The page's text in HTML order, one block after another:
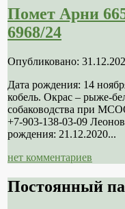
Помет Арни
6968/24
Опубликовано:
Дата рождения: 14
кобель. Окрас – рыже-
собаководства при
+7-903-138-03-09
рождения: 21.12.2020...
нет комментариев
Постоянный